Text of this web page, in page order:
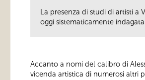
La presenza di studi di artisti
oggi sistematicamente
Accanto a nomi del calibro di
vicenda artistica di numerosi altri